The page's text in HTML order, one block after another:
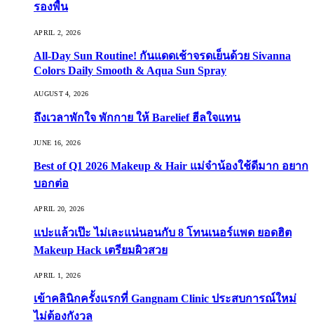
รองพื้น
APRIL 2, 2026
All-Day Sun Routine! กันแดดเช้าจรดเย็นด้วย Sivanna
Colors Daily Smooth & Aqua Sun Spray
AUGUST 4, 2026
ถึงเวลาพักใจ พักกาย ให้ Barelief ฮีลใจแทน
JUNE 16, 2026
Best of Q1 2026 Makeup & Hair แม่จ๋าน้องใช้ดีมาก อยาก
บอกต่อ
APRIL 20, 2026
แปะแล้วเป๊ะ ไม่เละแน่นอนกับ 8 โทนเนอร์แพด ยอดฮิต
Makeup Hack เตรียมผิวสวย
APRIL 1, 2026
เข้าคลินิกครั้งแรกที่ Gangnam Clinic ประสบการณ์ใหม่
ไม่ต้องกังวล